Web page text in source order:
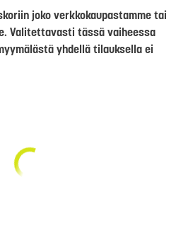
joko verkkokaupastamme tai
Valitettavasti tässä vaiheessa
yhdellä tilauksella ei